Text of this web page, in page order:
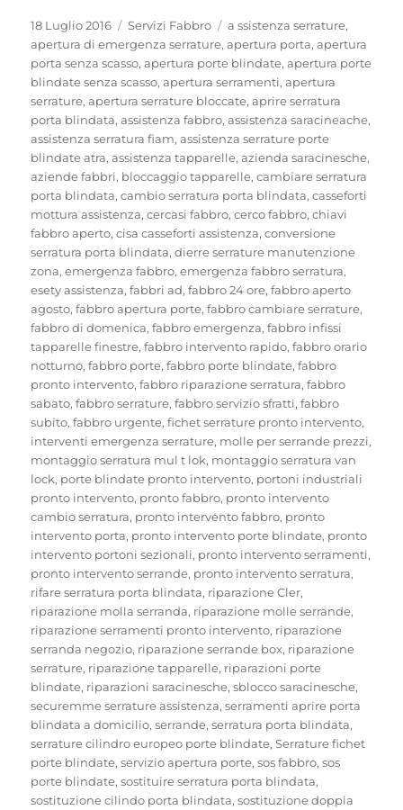
Pubblicato
il
18 Luglio 2016 Categorie
Servizi Fabbro Tag
a ssistenza serrature,
apertura di emergenza serrature,apertura porta,apertura
porta senza scasso,apertura porte blindate,apertura porte
blindate senza scasso,apertura serramenti,apertura
serrature,apertura serrature bloccate,aprire serratura
porta blindata,assistenza fabbro,assistenza saracineache,
assistenza serratura fiam,assistenza serrature porte
blindate atra,assistenza tapparelle,azienda saracinesche,
aziende fabbri, bloccaggio tapparelle,cambiare serratura
porta blindata,cambio serratura porta blindata,casseforti
mottura assistenza,cercasi fabbro,cerco fabbro,chiavi
fabbro aperto,cisa casseforti assistenza,conversione
serratura porta blindata,dierre serrature manutenzione
zona,emergenza fabbro,emergenza fabbro serratura,
esety assistenza,fabbri ad,fabbro 24 ore,fabbro aperto
agosto,fabbro apertura porte,fabbro cambiare serrature,
fabbro di domenica,fabbro emergenza,fabbro infissi
tapparelle finestre,fabbro intervento rapido,fabbro orario
notturno,fabbro porte,fabbro porte blindate,fabbro
pronto intervento,fabbro riparazione serratura,fabbro
sabato,fabbro serrature,fabbro servizio sfratti,fabbro
subito,fabbro urgente,fichet serrature pronto intervento,
interventi emergenza serrature, molle per serrande prezzi,
montaggio serratura mul t lok, montaggio serratura van
lock, porte blindate pronto intervento, portoni industriali
pronto intervento, pronto fabbro, pronto intervento
cambio serratura, pronto intervento fabbro, pronto
intervento porta, pronto intervento porte blindate, pronto
intervento portoni sezionali, pronto intervento serramenti,
pronto intervento serrande, pronto intervento serratura,
rifare serratura porta blindata, riparazione Cler,
riparazione molla serranda, riparazione molle serrande,
riparazione serramenti pronto intervento, riparazione
serranda negozio, riparazione serrande box, riparazione
serrature, riparazione tapparelle, riparazioni porte
blindate, riparazioni saracinesche,sblocco saracinesche,
securemme serrature assistenza,serramenti aprire porta
blindata a domicilio,serrande,serratura porta blindata,
serrature cilindro europeo porte blindate,Serrature fichet
porte blindate,servizio apertura porte,sos fabbro,sos
porte blindate,sostituire serratura porta blindata,
sostituzione cilindo porta blindata,sostituzione doppia